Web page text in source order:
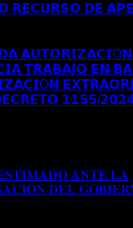
𝗥𝗘𝗖𝗨𝗥𝗦𝗢 𝗗𝗘
𝗧𝗥𝗔𝗕𝗔𝗝𝗢 𝗘𝗡
𝟭𝟭𝟱𝟱/
𝐀𝐍𝐓𝐄 𝐋𝐀
𝐃𝐄𝐋